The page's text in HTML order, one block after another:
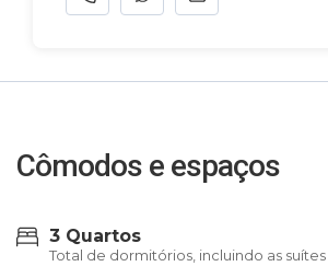
Cômodos e espaços
3 Quartos
Total de dormitórios, incluindo as suítes